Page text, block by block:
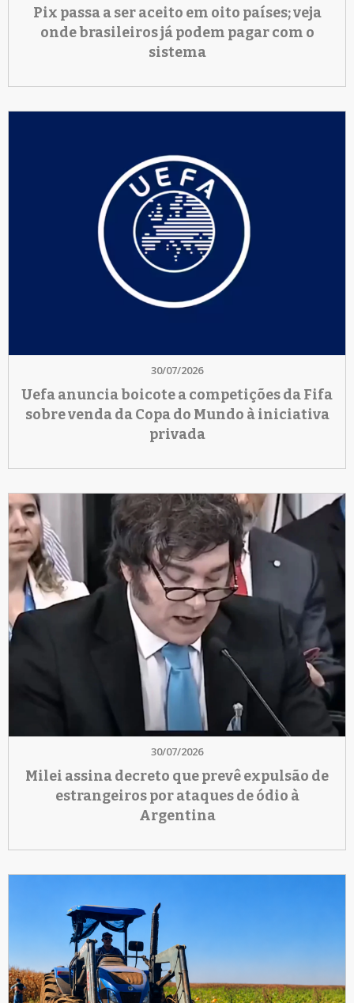
Pix passa a ser aceito em oito países; veja
onde brasileiros já podem pagar com o
sistema
30/07/2026
Uefa anuncia boicote a competições da Fifa
sobre venda da Copa do Mundo à iniciativa
privada
30/07/2026
Milei assina decreto que prevê expulsão de
estrangeiros por ataques de ódio à
Argentina